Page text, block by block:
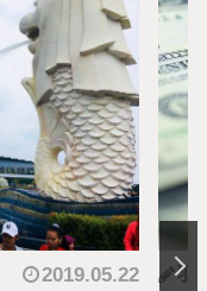
2019.05.22 羽